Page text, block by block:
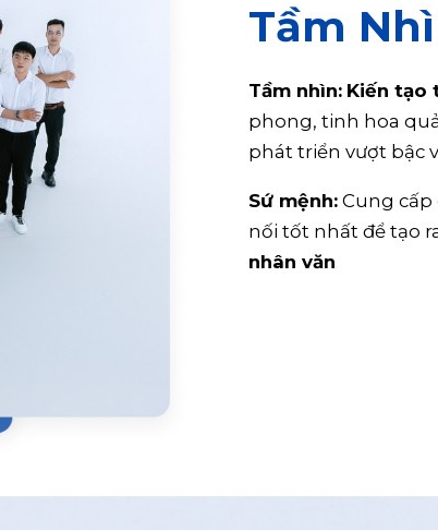
Tầm
Tầm nhìn: Kiến tạo
phong, tinh hoa
phát triển vượt bậc
Sứ mệnh: Cung cấp
nối tốt nhất để tạo
nhân văn